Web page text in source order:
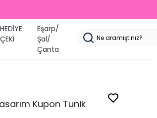
HEDİYE
ÇEKİ
Eşarp/
Şal/
Çanta
Kupon Tunik